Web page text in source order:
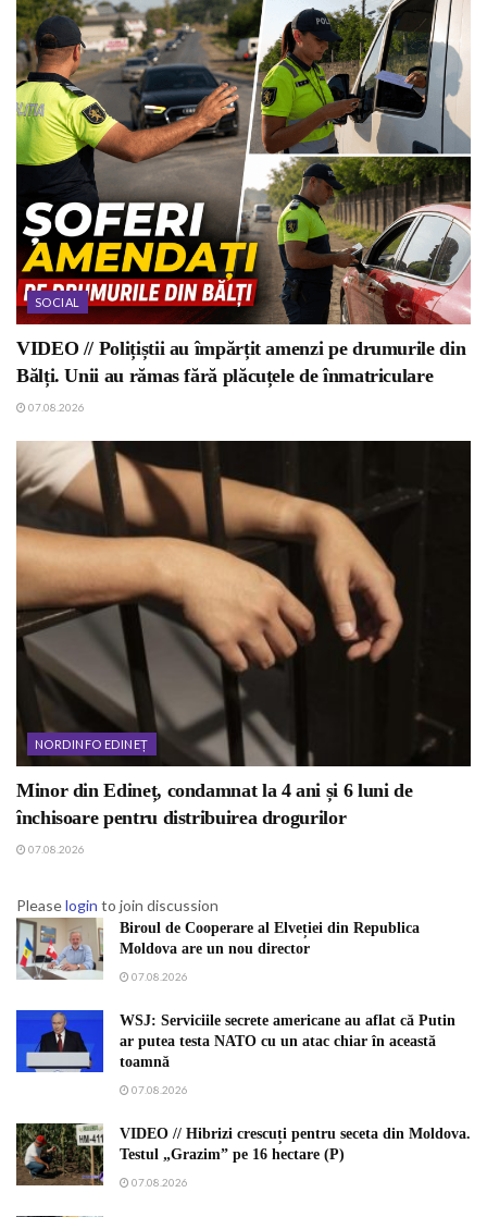
SOCIAL
VIDEO // Polițiștii au împărțit amenzi pe drumurile din
Bălți. Unii au rămas fără plăcuțele de înmatriculare
07.08.2026
NORDINFO EDINEȚ
Minor din Edineț, condamnat la 4 ani și 6 luni de
închisoare pentru distribuirea drogurilor
07.08.2026
Pleaselogin to join discussion
Biroul de Cooperare al Elveției din Republica
Moldova are un nou director
07.08.2026
WSJ: Serviciile secrete americane au aflat că Putin
ar putea testa NATO cu un atac chiar în această
toamnă
07.08.2026
VIDEO // Hibrizi crescuți pentru seceta din Moldova.
Testul „Grazim” pe 16 hectare (P)
07.08.2026